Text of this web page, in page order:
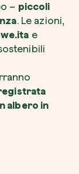
– piccoli
. Le azioni,
e
albero in